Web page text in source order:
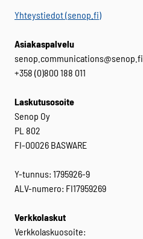
Yhteystiedot (senop.fi)
Asiakaspalvelu
senop.communications@senop.fi
+358 (0)800 188 011
Laskutusosoite
Senop Oy
PL 802
FI-00026 BASWARE
Y-tunnus: 1795926-9
ALV-numero: FI17959269
Verkkolaskut
Verkkolaskuosoite: